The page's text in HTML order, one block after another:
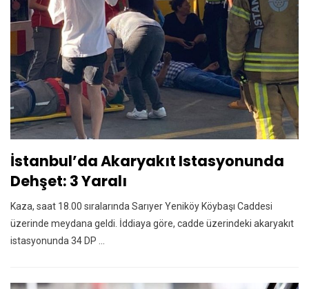
İstanbul’da Akaryakıt Istasyonunda
Dehşet: 3 Yaralı
Kaza, saat 18.00 sıralarında Sarıyer Yeniköy Köybaşı Caddesi
üzerinde meydana geldi. İddiaya göre, cadde üzerindeki akaryakıt
istasyonunda 34 DP ...